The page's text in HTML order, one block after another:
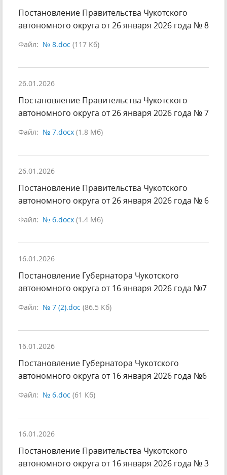
Постановление Правительства Чукотского
автономного округа от 26 января 2026 года № 8
Файл: № 8.doc (117 Кб)
26.01.2026
Постановление Правительства Чукотского
автономного округа от 26 января 2026 года № 7
Файл: № 7.docx (1.8 Мб)
26.01.2026
Постановление Правительства Чукотского
автономного округа от 26 января 2026 года № 6
Файл: № 6.docx (1.4 Мб)
16.01.2026
Постановление Губернатора Чукотского
автономного округа от 16 января 2026 года №7
Файл: № 7 (2).doc (86.5 Кб)
16.01.2026
Постановление Губернатора Чукотского
автономного округа от 16 января 2026 года №6
Файл: № 6.doc (61 Кб)
16.01.2026
Постановление Правительства Чукотского
автономного округа от 16 января 2026 года № 3